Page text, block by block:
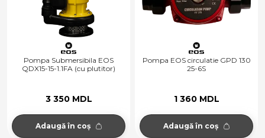
Pompa Submersibila EOS
QDX15-15-1.1FA (cu plutitor)
3 350 MDL
Adaugă în coș
Pompa EOS circulatie GPD 130
25-6S
1 360 MDL
Adaugă în coș